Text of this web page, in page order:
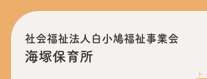
社会福祉法人白小鳩福祉事業会
海塚保育所